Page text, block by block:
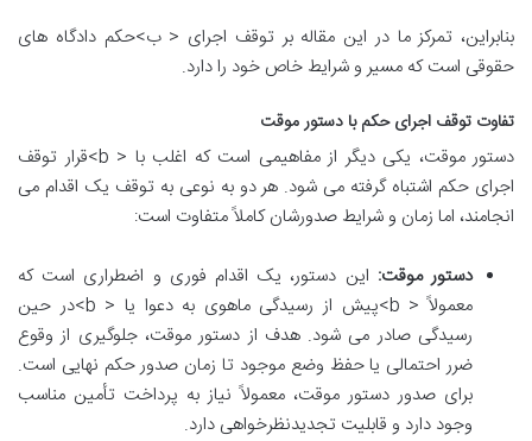
بنابراین، تمرکز ما در این مقاله بر توقف اجرای < ب>حکم دادگاه های
حقوقی است که مسیر و شرایط خاص خود را دارد.
تفاوت توقف اجرای حکم با دستور موقت
دستور موقت، یکی دیگر از مفاهیمی است که اغلب با < b>قرار توقف
اجرای حکم اشتباه گرفته می شود. هر دو به نوعی به توقف یک اقدام می
انجامند، اما زمان و شرایط صدورشان کاملاً متفاوت است:
دستور موقت: این دستور، یک اقدام فوری و اضطراری است که
معمولاً < b>پیش از رسیدگی ماهوی به دعوا یا < b>در حین
رسیدگی صادر می شود. هدف از دستور موقت، جلوگیری از وقوع
ضرر احتمالی یا حفظ وضع موجود تا زمان صدور حکم نهایی است.
برای صدور دستور موقت، معمولاً نیاز به پرداخت تأمین مناسب
وجود دارد و قابلیت تجدیدنظرخواهی دارد.